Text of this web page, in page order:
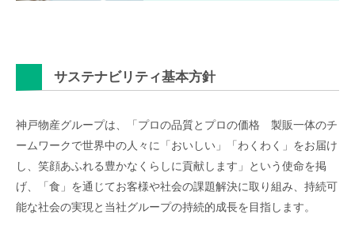
サステナビリティ基本方針
神戸物産グループは、「プロの品質とプロの価格 製販一体のチ
ームワークで世界中の人々に「おいしい」「わくわく」をお届け
し、笑顔あふれる豊かなくらしに貢献します」という使命を掲
げ、「食」を通じてお客様や社会の課題解決に取り組み、持続可
能な社会の実現と当社グループの持続的成長を目指します。